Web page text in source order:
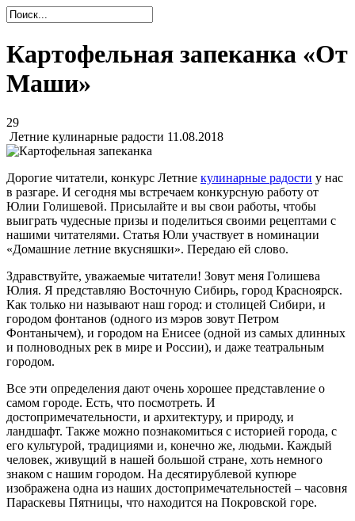
Картофельная запеканка «От
Маши»
29
Летние кулинарные радости 11.08.2018
Дорогие читатели, конкурс Летние кулинарные радости у нас
в разгаре. И сегодня мы встречаем конкурсную работу от
Юлии Голишевой. Присылайте и вы свои работы, чтобы
выиграть чудесные призы и поделиться своими рецептами с
нашими читателями. Статья Юли участвует в номинации
«Домашние летние вкусняшки». Передаю ей слово.
Здравствуйте, уважаемые читатели! Зовут меня Голишева
Юлия. Я представляю Восточную Сибирь, город Красноярск.
Как только ни называют наш город: и столицей Сибири, и
городом фонтанов (одного из мэров зовут Петром
Фонтанычем), и городом на Енисее (одной из самых длинных
и полноводных рек в мире и России), и даже театральным
городом.
Все эти определения дают очень хорошее представление о
самом городе. Есть, что посмотреть. И
достопримечательности, и архитектуру, и природу, и
ландшафт. Также можно познакомиться с историей города, с
его культурой, традициями и, конечно же, людьми. Каждый
человек, живущий в нашей большой стране, хоть немного
знаком с нашим городом. На десятирублевой купюре
изображена одна из наших достопримечательностей – часовня
Параскевы Пятницы, что находится на Покровской горе.